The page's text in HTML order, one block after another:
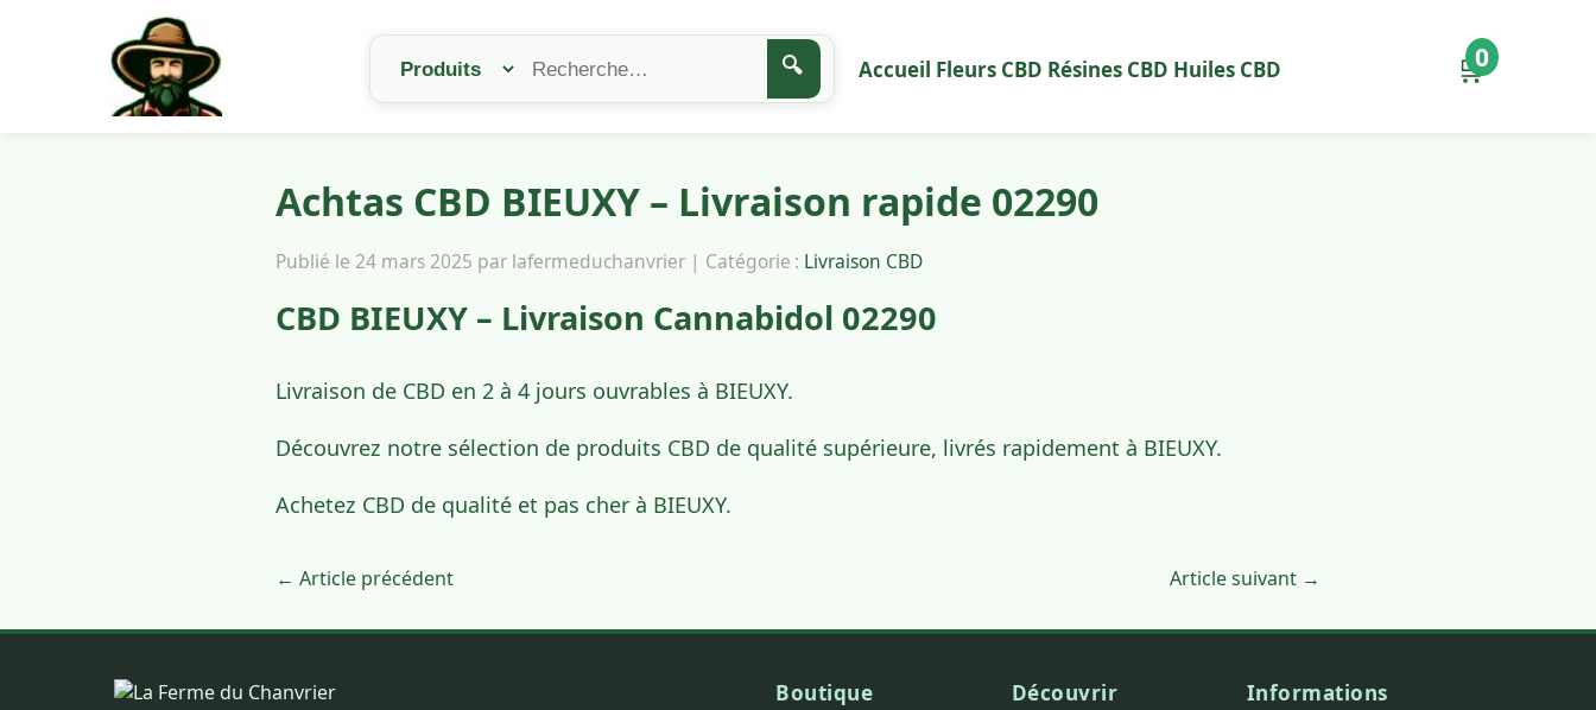
🔍 Accueil Fleurs CBD Résines CBD Huiles CBD 🛒
0
Achtas CBD BIEUXY – Livraison rapide 02290
Publié le 24 mars 2025 par lafermeduchanvrier | Catégorie : Livraison CBD
CBD BIEUXY – Livraison Cannabidol 02290
Livraison de CBD en 2 à 4 jours ouvrables à BIEUXY.
Découvrez notre sélection de produits CBD de qualité supérieure, livrés rapidement à BIEUXY.
Achetez CBD de qualité et pas cher à BIEUXY.
← Article précédent Article suivant →
Boutique Découvrir Informations